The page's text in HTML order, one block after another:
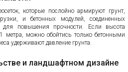
которые послойно армируют грунт,
и бетонных модулей, соединенных
для повышения прочности. Если высота
метра, можно обойтись только бетонными
удерживают давление грунта.
и ландшафтном дизайне